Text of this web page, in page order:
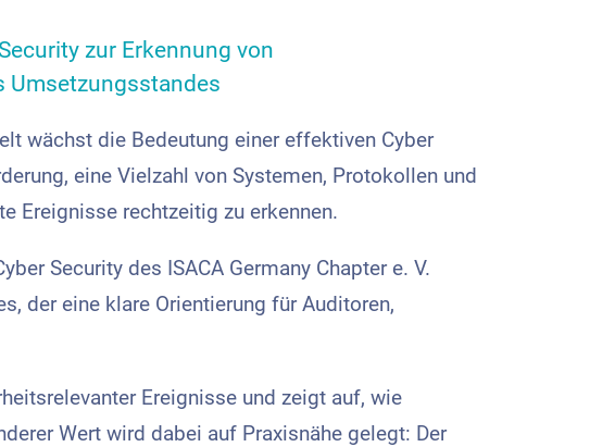
zur Erkennung von
Umsetzungsstandes
wächst die Bedeutung einer effektiven Cyber
eine Vielzahl von Systemen, Protokollen und
Ereignisse rechtzeitig zu erkennen.
Security des ISACA Germany Chapter e. V.
der eine klare Orientierung für Auditoren,
Ereignisse und zeigt auf, wie
Wert wird dabei auf Praxisnähe gelegt: Der